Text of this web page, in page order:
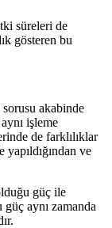
süreleri de
gösteren bu
sorusu akabinde
işleme
de farklılıklar
ve
güç ile
güç aynı zamanda